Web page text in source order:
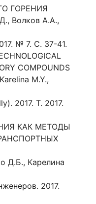
ГОРЕНИЯ
Волков А.А.,
№ 7. С. 37-41.
COMPOUNDS
M.Y.,
2017. Т. 2017.
КАК МЕТОДЫ
Д.Б., Карелина
2017.